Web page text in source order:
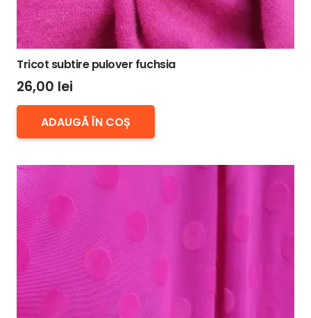
Tricot subtire pulover fuchsia
26,00 lei
ADAUGĂ ÎN COȘ